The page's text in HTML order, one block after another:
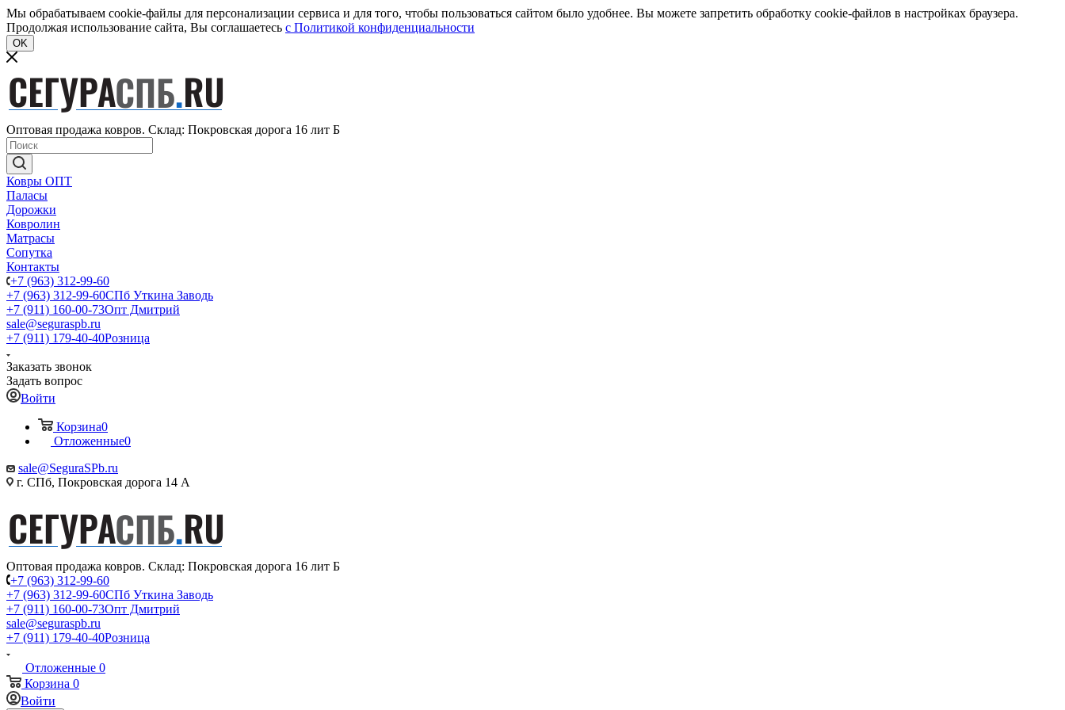
Мы обрабатываем cookie-файлы для персонализации сервиса и для того, чтобы пользоваться сайтом было удобнее. Вы можете запретить обработку cookie-файлов в настройках браузера.
Продолжая использование сайта, Вы соглашаетесь c Политикой конфиденциальности
OK
Оптовая продажа ковров. Склад: Покровская дорога 16 лит Б
Ковры ОПТ
Паласы
Дорожки
Ковролин
Матрасы
Сопутка
Контакты
+7 (963) 312-99-60
+7 (963) 312-99-60СПб Уткина Заводь
+7 (911) 160-00-73Опт Дмитрий
sale@seguraspb.ru
+7 (911) 179-40-40Розница
Заказать звонок
Задать вопрос
Войти
Корзина0
Отложенные0
sale@SeguraSPb.ru
г. СПб, Покровская дорога 14 А
Оптовая продажа ковров. Склад: Покровская дорога 16 лит Б
+7 (963) 312-99-60
+7 (963) 312-99-60СПб Уткина Заводь
+7 (911) 160-00-73Опт Дмитрий
sale@seguraspb.ru
+7 (911) 179-40-40Розница
Отложенные 0
Корзина 0
Войти